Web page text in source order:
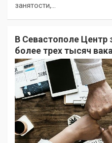
занятости,…
В Севастополе Центр
более трех тысяч